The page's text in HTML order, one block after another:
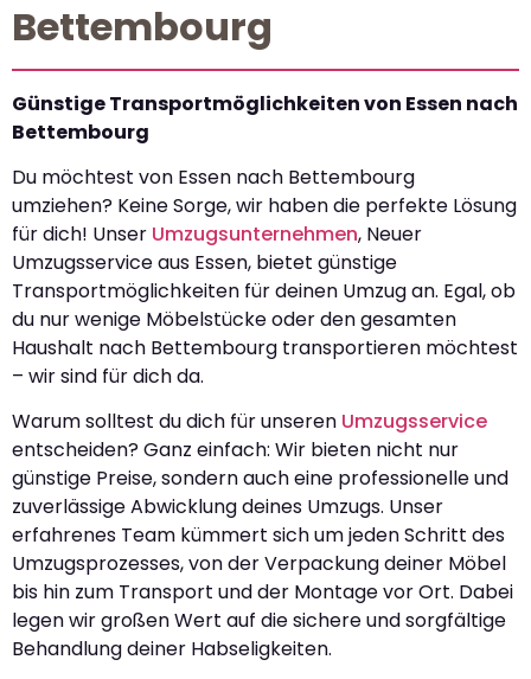
Bettembourg
Günstige Transportmöglichkeiten von Essen nach
Bettembourg
Du möchtest von Essen nach Bettembourg
umziehen? Keine Sorge, wir haben die perfekte Lösung
für dich! Unser Umzugsunternehmen, Neuer
Umzugsservice aus Essen, bietet günstige
Transportmöglichkeiten für deinen Umzug an. Egal, ob
du nur wenige Möbelstücke oder den gesamten
Haushalt nach Bettembourg transportieren möchtest
– wir sind für dich da.
Warum solltest du dich für unseren Umzugsservice
entscheiden? Ganz einfach: Wir bieten nicht nur
günstige Preise, sondern auch eine professionelle und
zuverlässige Abwicklung deines Umzugs. Unser
erfahrenes Team kümmert sich um jeden Schritt des
Umzugsprozesses, von der Verpackung deiner Möbel
bis hin zum Transport und der Montage vor Ort. Dabei
legen wir großen Wert auf die sichere und sorgfältige
Behandlung deiner Habseligkeiten.